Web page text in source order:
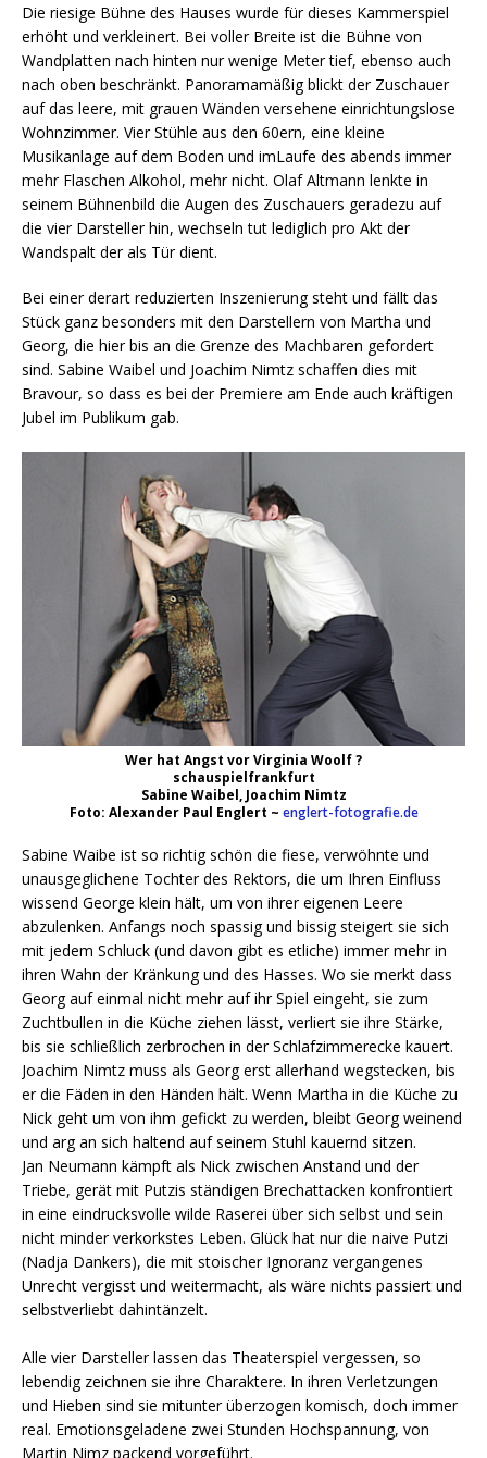
Die riesige Bühne des Hauses wurde für dieses Kammerspiel
erhöht und verkleinert. Bei voller Breite ist die Bühne von
Wandplatten nach hinten nur wenige Meter tief, ebenso auch
nach oben beschränkt. Panoramamäßig blickt der Zuschauer
auf das leere, mit grauen Wänden versehene einrichtungslose
Wohnzimmer. Vier Stühle aus den 60ern, eine kleine
Musikanlage auf dem Boden und imLaufe des abends immer
mehr Flaschen Alkohol, mehr nicht. Olaf Altmann lenkte in
seinem Bühnenbild die Augen des Zuschauers geradezu auf
die vier Darsteller hin, wechseln tut lediglich pro Akt der
Wandspalt der als Tür dient.
Bei einer derart reduzierten Inszenierung steht und fällt das
Stück ganz besonders mit den Darstellern von Martha und
Georg, die hier bis an die Grenze des Machbaren gefordert
sind. Sabine Waibel und Joachim Nimtz schaffen dies mit
Bravour, so dass es bei der Premiere am Ende auch kräftigen
Jubel im Publikum gab.
Wer hat Angst vor Virginia Woolf ?
schauspielfrankfurt
Sabine Waibel, Joachim Nimtz
Foto: Alexander Paul Englert ~ englert-fotografie.de
Sabine Waibe ist so richtig schön die fiese, verwöhnte und
unausgeglichene Tochter des Rektors, die um Ihren Einfluss
wissend George klein hält, um von ihrer eigenen Leere
abzulenken. Anfangs noch spassig und bissig steigert sie sich
mit jedem Schluck (und davon gibt es etliche) immer mehr in
ihren Wahn der Kränkung und des Hasses. Wo sie merkt dass
Georg auf einmal nicht mehr auf ihr Spiel eingeht, sie zum
Zuchtbullen in die Küche ziehen lässt, verliert sie ihre Stärke,
bis sie schließlich zerbrochen in der Schlafzimmerecke kauert.
Joachim Nimtz muss als Georg erst allerhand wegstecken, bis
er die Fäden in den Händen hält. Wenn Martha in die Küche zu
Nick geht um von ihm gefickt zu werden, bleibt Georg weinend
und arg an sich haltend auf seinem Stuhl kauernd sitzen.
Jan Neumann kämpft als Nick zwischen Anstand und der
Triebe, gerät mit Putzis ständigen Brechattacken konfrontiert
in eine eindrucksvolle wilde Raserei über sich selbst und sein
nicht minder verkorkstes Leben. Glück hat nur die naive Putzi
(Nadja Dankers), die mit stoischer Ignoranz vergangenes
Unrecht vergisst und weitermacht, als wäre nichts passiert und
selbstverliebt dahintänzelt.
Alle vier Darsteller lassen das Theaterspiel vergessen, so
lebendig zeichnen sie ihre Charaktere. In ihren Verletzungen
und Hieben sind sie mitunter überzogen komisch, doch immer
real. Emotionsgeladene zwei Stunden Hochspannung, von
Martin Nimz packend vorgeführt.